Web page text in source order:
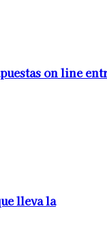
on line
lleva la